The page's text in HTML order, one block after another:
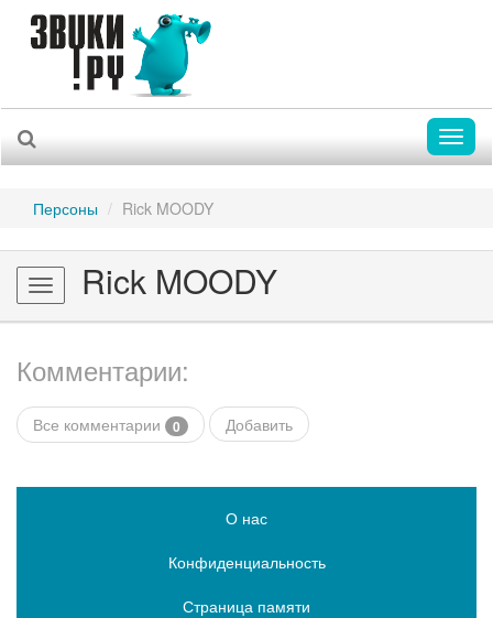
Персоны Rick MOODY
Toggle
navigation
Rick MOODY
Комментарии:
Все комментарии 0 Добавить
О нас
Конфиденциальность
Страница памяти